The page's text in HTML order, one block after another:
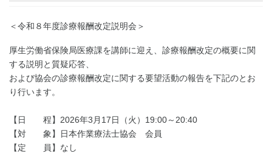
＜令和８年度診療報酬改定説明会＞
厚生労働省保険局医療課を講師に迎え、診療報酬改定の概要に関
する説明と質疑応答、
および協会の診療報酬改定に関する要望活動の報告を下記のとお
り行います。
【日 程】 2026年3 月 17日（火） 19:00～ 20:40
【対 象】日本作業療法士協会 会員
【定 員】なし